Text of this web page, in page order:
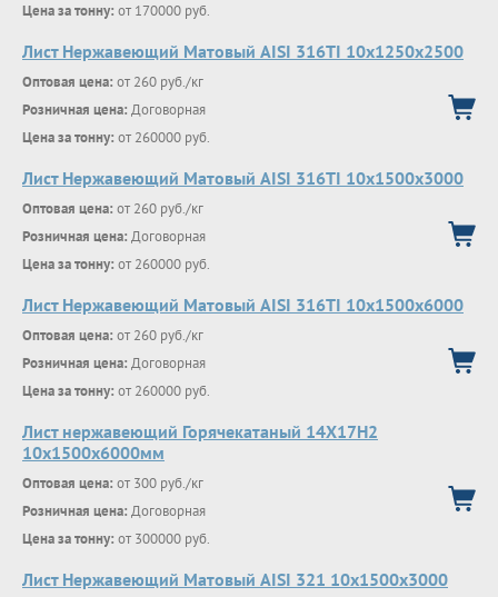
Цена за тонну: от 170000 руб.
Лист Нержавеющий Матовый AISI 316TI 10х1250х2500
Оптовая цена: от 260 руб./кг
Розничная цена: Договорная
Цена за тонну: от 260000 руб.
Лист Нержавеющий Матовый AISI 316TI 10х1500х3000
Оптовая цена: от 260 руб./кг
Розничная цена: Договорная
Цена за тонну: от 260000 руб.
Лист Нержавеющий Матовый AISI 316TI 10х1500х6000
Оптовая цена: от 260 руб./кг
Розничная цена: Договорная
Цена за тонну: от 260000 руб.
Лист нержавеющий Горячекатаный 14Х17Н2
10x1500x6000мм
Оптовая цена: от 300 руб./кг
Розничная цена: Договорная
Цена за тонну: от 300000 руб.
Лист Нержавеющий Матовый AISI 321 10х1500х3000